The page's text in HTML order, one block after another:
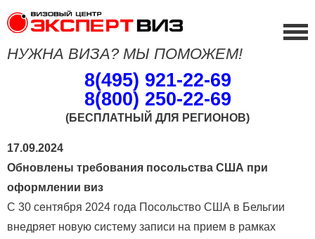
НУЖНА ВИЗА? МЫ ПОМОЖЕМ!
8(495) 921-22-69
8(800) 250-22-69
(БЕСПЛАТНЫЙ ДЛЯ РЕГИОНОВ)
17.09.2024
Обновлены требования посольства США при
оформлении виз
С 30 сентября 2024 года Посольство США в Бельгии
внедряет новую систему записи на прием в рамках